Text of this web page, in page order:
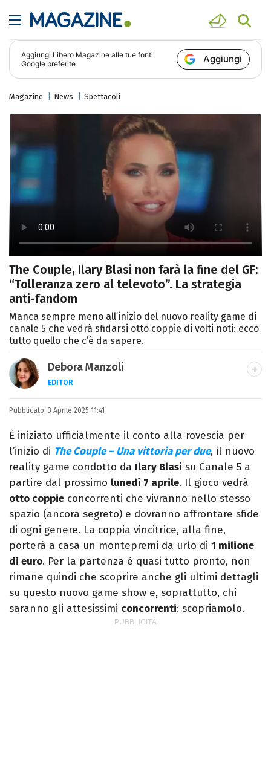
Aggiungi Libero Magazine alle tue fonti
Google preferite
Aggiungi
Magazine News Spettacoli
The Couple, Ilary Blasi non farà la fine del GF:
“Tolleranza zero al televoto”. La strategia
anti-fandom
Manca sempre meno all’inizio del nuovo reality game di
canale 5 che vedrà sfidarsi otto coppie di volti noti: ecco
tutto quello che c’è da sapere.
Debora Manzoli
EDITOR
LINKEDIN
INSTAGRAM FACEBOOK SITO
Scrittrice, copywriter, editor e pubblicista
mantovana, laureata in Lettere, Cinema e
Tv. Ha due libri all’attivo e ama la scrittura
alla follia.
Pubblicato: 3 Aprile 2025 11:41
È iniziato ufficialmente il conto alla rovescia per
l’inizio di The Couple – Una vittoria per due, il nuovo
reality game condotto da Ilary Blasi su Canale 5 a
partire dal prossimo lunedì 7 aprile. Il gioco vedrà
otto coppie concorrenti che vivranno nello stesso
spazio (ancora segreto) e dovranno affrontare sfide
di ogni genere. La coppia vincitrice, alla fine,
porterà a casa un montepremi da urlo di 1 milione
di euro. Per la partenza è quasi tutto pronto, non
rimane quindi che scoprire anche gli ultimi dettagli
su questo nuovo game show e, soprattutto, chi
saranno gli attesissimi concorrenti: scopriamolo.